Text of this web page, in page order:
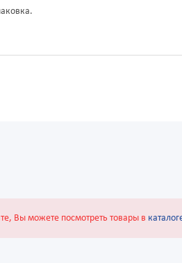
Вы можете посмотреть товары в